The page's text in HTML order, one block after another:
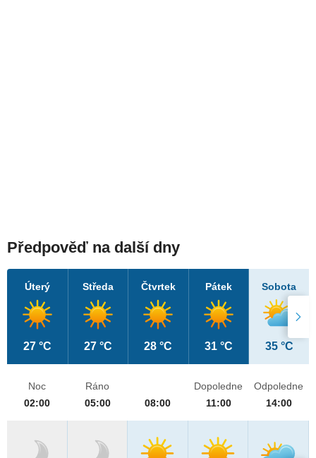
Předpověď na další dny
Úterý
27 °C
Středa
27 °C
Čtvrtek
28 °C
Pátek
31 °C
Sobota
35 °C
Noc
02:00
Ráno
05:00
08:00
Dopoledne
11:00
Odpoledne
14:00